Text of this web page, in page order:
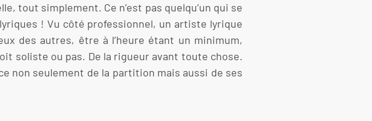
tout simplement. Ce n’est pas quelqu’un qui se
! Vu côté professionnel, un artiste lyrique
des autres, être à l’heure étant un minimum,
soliste ou pas. De la rigueur avant toute chose.
non seulement de la partition mais aussi de ses